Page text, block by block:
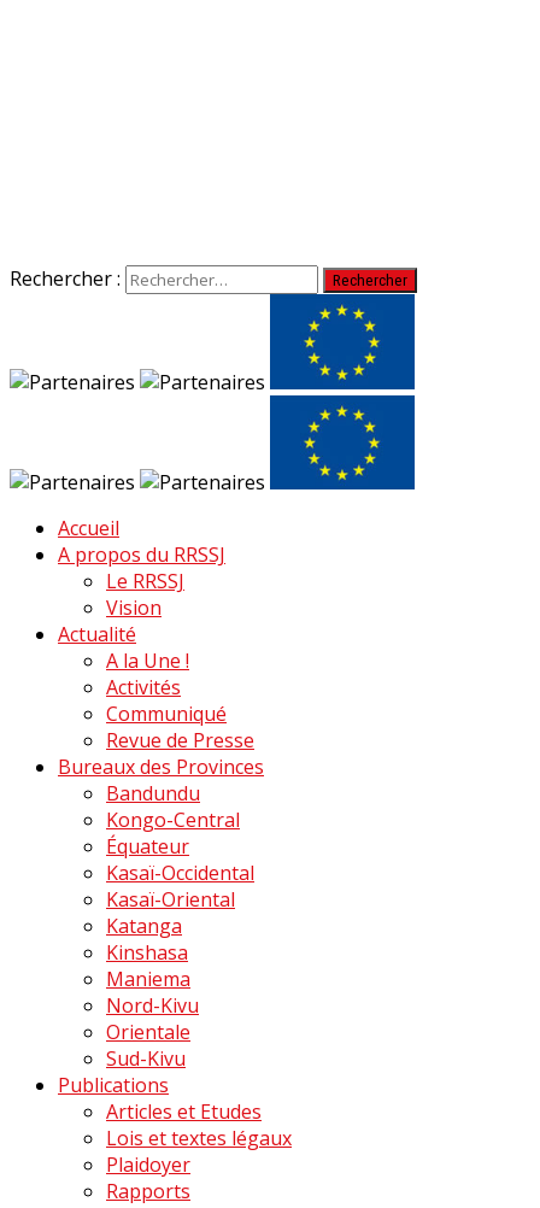
Rechercher :
Accueil
A propos du RRSSJ
Le RRSSJ
Vision
Actualité
A la Une !
Activités
Communiqué
Revue de Presse
Bureaux des Provinces
Bandundu
Kongo-Central
Équateur
Kasaï-Occidental
Kasaï-Oriental
Katanga
Kinshasa
Maniema
Nord-Kivu
Orientale
Sud-Kivu
Publications
Articles et Etudes
Lois et textes légaux
Plaidoyer
Rapports